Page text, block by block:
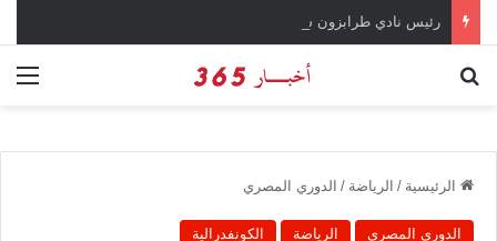
الرئيسية / الرياضة / الدوري المصري
الدوري المصري الرياضة الكونفدرالية